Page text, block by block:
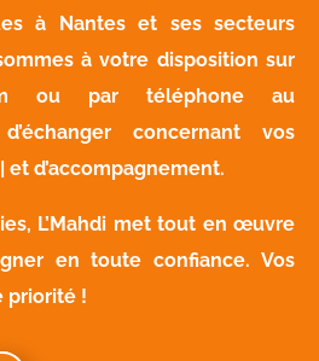
à Nantes et ses secteurs
à votre disposition sur
ou par téléphone au
concernant vos
d’accompagnement.
L’Mahdi met tout en œuvre
en toute confiance. Vos
priorité !